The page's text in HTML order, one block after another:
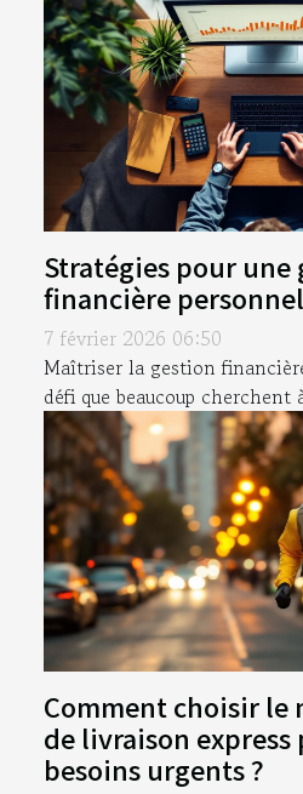
Stratégies pour une
financière
7 février 2026 06:50
Maîtriser la gestion
défi que beaucoup cherchent
Comment choisir le
de livraison express
besoins urgents ?